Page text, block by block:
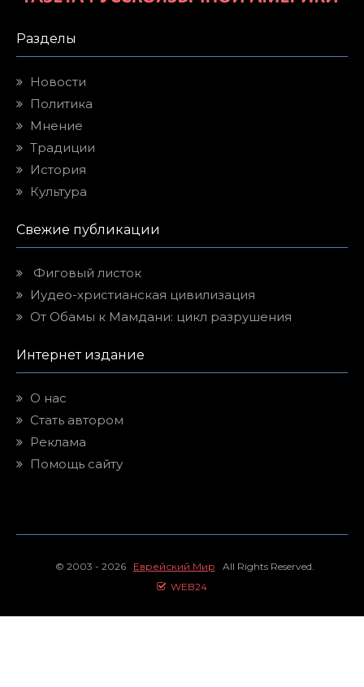
Разделы
Новости
Политика
Мнение
Традиции
История
Культура
Свежие публикации
Фиговый листок
Иудео-христианская цивилизация
От Обамы к Мамдани: цикл разрушения
Интернет издание
О нас
Стать автором
Реклама
Помощь сайту
© 2003 - 2026 Еврейский Мир All Rights Reserved.
WEB24